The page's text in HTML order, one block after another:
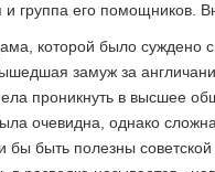
и группа его
которой было суждено
замуж за
проникнуть в высшее
очевидна, однако
бы быть полезны